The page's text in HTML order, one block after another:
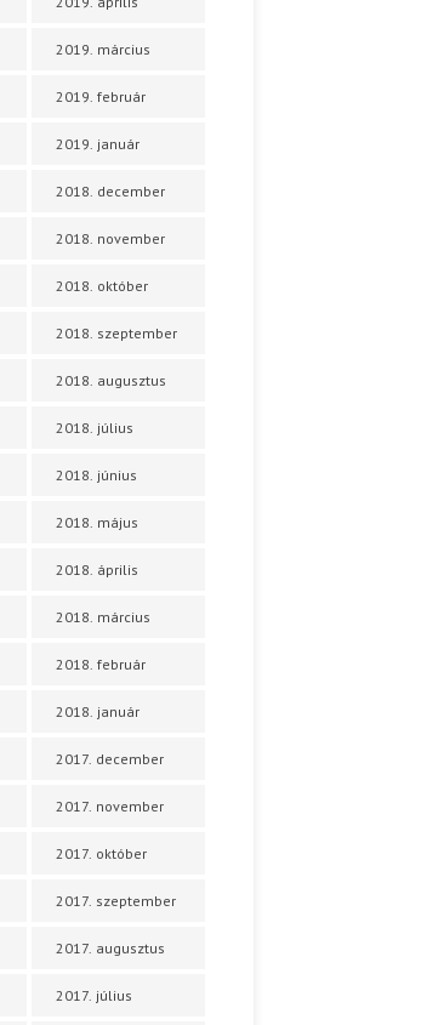
2019. március
2019. február
2019. január
2018. december
2018. november
2018. október
2018. szeptember
2018. augusztus
2018. július
2018. június
2018. május
2018. április
2018. március
2018. február
2018. január
2017. december
2017. november
2017. október
2017. szeptember
2017. augusztus
2017. július